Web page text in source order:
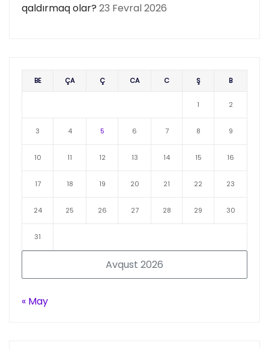
qaldırmaq olar? 23 Fevral 2026
Avqust 2026
BE ÇA Ç CA C Ş B
1 2
3 4 5 6 7 8 9
10 11 12 13 14 15 16
17 18 19 20 21 22 23
24 25 26 27 28 29 30
31
« May